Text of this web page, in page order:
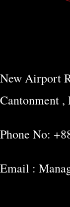
New Airport
Cantonment ,
Phone No:
Email :